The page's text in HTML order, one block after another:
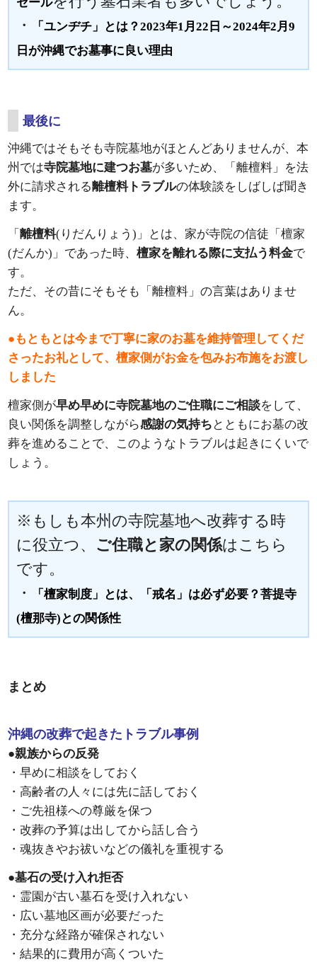
・
「ユンヂチ」とは？2023年1月22日～2024年2月9
日が沖縄でお墓事に良い理由
最後に
沖縄ではそもそも寺院墓地がほとんどありませんが、本
州では寺院墓地に建つお墓が多いため、「離檀料」を法
外に請求される離檀料トラブルの体験談をしばしば聞き
ます。
「離檀料(りだんりょう)」とは、家が寺院の信徒「檀家
(だんか)」であった時、檀家を離れる際に支払う料金で
す。
ただ、その昔にそもそも「離檀料」の言葉はありませ
ん。
●もともとは今まで丁寧に家のお墓を維持管理してくだ
さったお礼として、檀家側がお金を包みお布施をお渡し
しました
檀家側が早め早めに寺院墓地のご住職にご相談をして、
良い関係を調整しながら感謝の気持ち とともにお墓の改
葬を進めることで、このようなトラブルは起きにくいで
しょう。
※もしも本州の寺院墓地へ改葬する時
に役立つ、 ご住職と家の関係はこちら
です。
・
「檀家制度」とは、「戒名」は必ず必要？菩提寺
(檀那寺)との関係性
まとめ
沖縄の改葬で起きたトラブル事例
●親族からの反発
・早めに相談をしておく
・高齢者の人々には先に話しておく
・ご先祖様への尊厳を保つ
・改葬の予算は出してから話し合う
・魂抜きやお祓いなどの儀礼を重視する
●墓石の受け入れ拒否
・霊園が古い墓石を受け入れない
・広い墓地区画が必要だった
・充分な経路が確保されない
・結果的に費用が高くついた